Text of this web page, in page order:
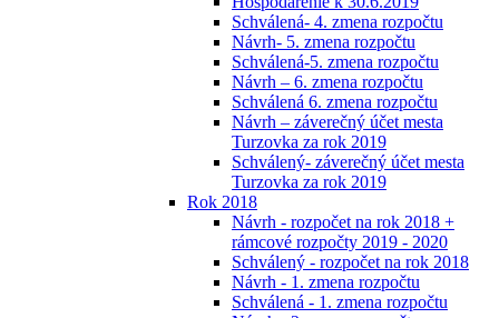
Schválená- 4. zmena rozpočtu
Návrh- 5. zmena rozpočtu
Schválená-5. zmena rozpočtu
Návrh – 6. zmena rozpočtu
Schválená 6. zmena rozpočtu
Návrh – záverečný účet mesta
Turzovka za rok 2019
Schválený- záverečný účet mesta
Turzovka za rok 2019
Rok 2018
Návrh - rozpočet na rok 2018 +
rámcové rozpočty 2019 - 2020
Schválený - rozpočet na rok 2018
Návrh - 1. zmena rozpočtu
Schválená - 1. zmena rozpočtu